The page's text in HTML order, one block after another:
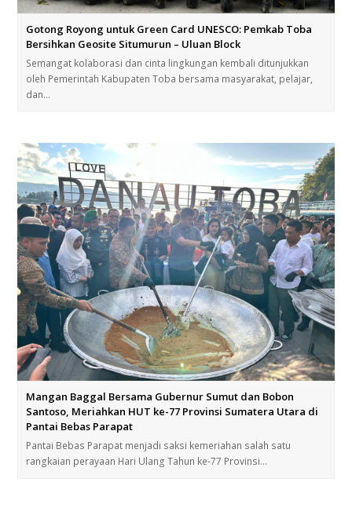
Gotong Royong untuk Green Card UNESCO: Pemkab Toba
Bersihkan Geosite Situmurun – Uluan Block
Semangat kolaborasi dan cinta lingkungan kembali ditunjukkan
oleh Pemerintah Kabupaten Toba bersama masyarakat, pelajar,
dan…
Mangan Baggal Bersama Gubernur Sumut dan Bobon
Santoso, Meriahkan HUT ke-77 Provinsi Sumatera Utara di
Pantai Bebas Parapat
Pantai Bebas Parapat menjadi saksi kemeriahan salah satu
rangkaian perayaan Hari Ulang Tahun ke-77 Provinsi…